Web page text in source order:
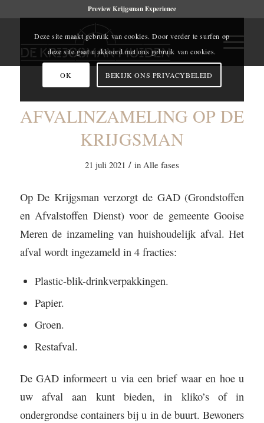
Preview Krijgsman Experience
AFVALINZAMELING OP DE
KRIJGSMAN
21 juli 2021 / in Alle fases
Op De Krijgsman verzorgt de GAD (Grondstoffen
en Afvalstoffen Dienst) voor de gemeente Gooise
Meren de inzameling van huishoudelijk afval. Het
afval wordt ingezameld in 4 fracties:
Plastic-blik-drinkverpakkingen.
Papier.
Groen.
Restafval.
De GAD informeert u via een brief waar en hoe u
uw afval aan kunt bieden, in kliko’s of in
ondergrondse containers bij u in de buurt. Bewoners
Deze site maakt gebruik van cookies. Door verder te surfen op
deze site gaat u akkoord met ons gebruik van cookies.
OK BEKIJK ONS PRIVACYBELEID